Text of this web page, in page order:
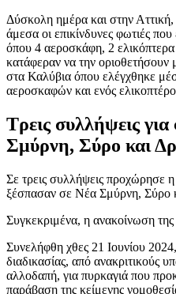
Δύσκολη ημέρα και στην
άμεσα οι επικίνδυνες φωτιές
όπου 4 αεροσκάφη, 2 ελικόπτερα
κατάφεραν να την οριοθετήσουν
στα Καλύβια όπου ελέγχθηκε
αεροσκαφών και ενός
Τρεις συλλήψεις
Σμύρνη, Σύρο και
Σε τρεις συλλήψεις προχώρησε
ξέσπασαν σε Νέα Σμύρνη, Σύρο
Συγκεκριμένα, η ανακοίνωση
Συνελήφθη χθες 21 Ιουνίου
διαδικασίας, από ανακριτικούς
αλλοδαπή, για πυρκαγιά που
παράβαση της κείμενης